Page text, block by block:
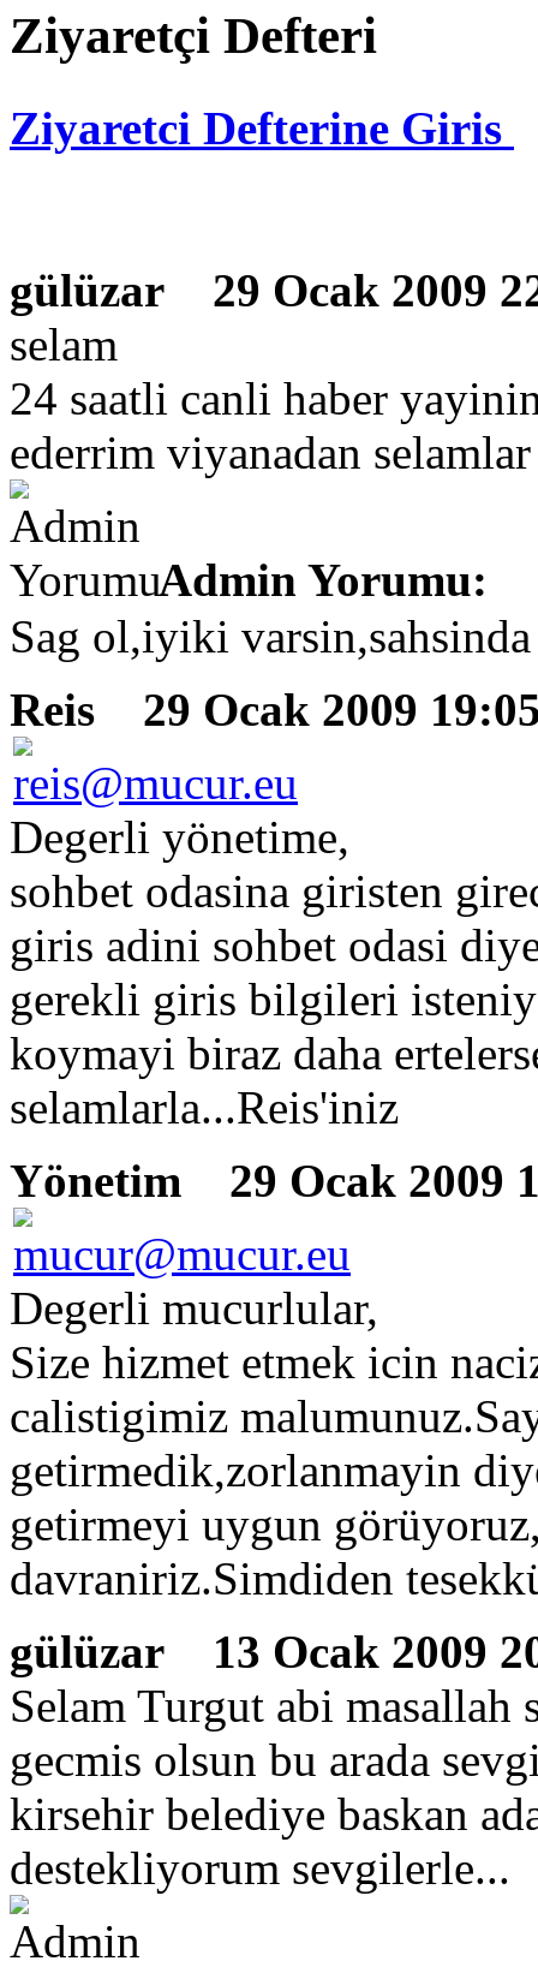
Ziyaretçi Defteri
Ziyaretci Defterine Giris
gülüzar
29 Ocak 2009
selam
24 saatli canli haber
ederrim viyanadan selamlar
Admin Yorumu:
Sag ol,iyiki
Reis
29 Ocak 2009
Degerli yönetime,
sohbet odasina giristen
giris adini sohbet odasi
gerekli giris bilgileri
koymayi biraz daha
selamlarla...Reis'iniz
Yönetim
29 Ocak 2009
Degerli mucurlular,
Size hizmet etmek icin
calistigimiz
getirmedik,zorlanmayin
getirmeyi uygun
davraniriz.Simdiden
gülüzar
13 Ocak 2009
Selam Turgut abi
gecmis olsun bu arada
kirsehir belediye baskan
destekliyorum sevgilerle...